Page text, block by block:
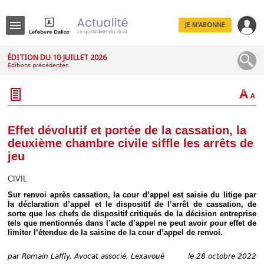
JE M'ABONNE
ÉDITION DU 10 JUILLET 2026
Éditions précédentes
Effet dévolutif et portée de la cassation, la
deuxième chambre civile siffle les arrêts de
jeu
CIVIL
Sur renvoi après cassation, la cour d’appel est saisie du litige par
la déclaration d’appel et le dispositif de l’arrêt de cassation, de
sorte que les chefs de dispositif critiqués de la décision entreprise
tels que mentionnés dans l’acte d’appel ne peut avoir pour effet de
limiter l’étendue de la saisine de la cour d’appel de renvoi.
par Romain Laffly, Avocat associé, Lexavoué le 28 octobre 2022